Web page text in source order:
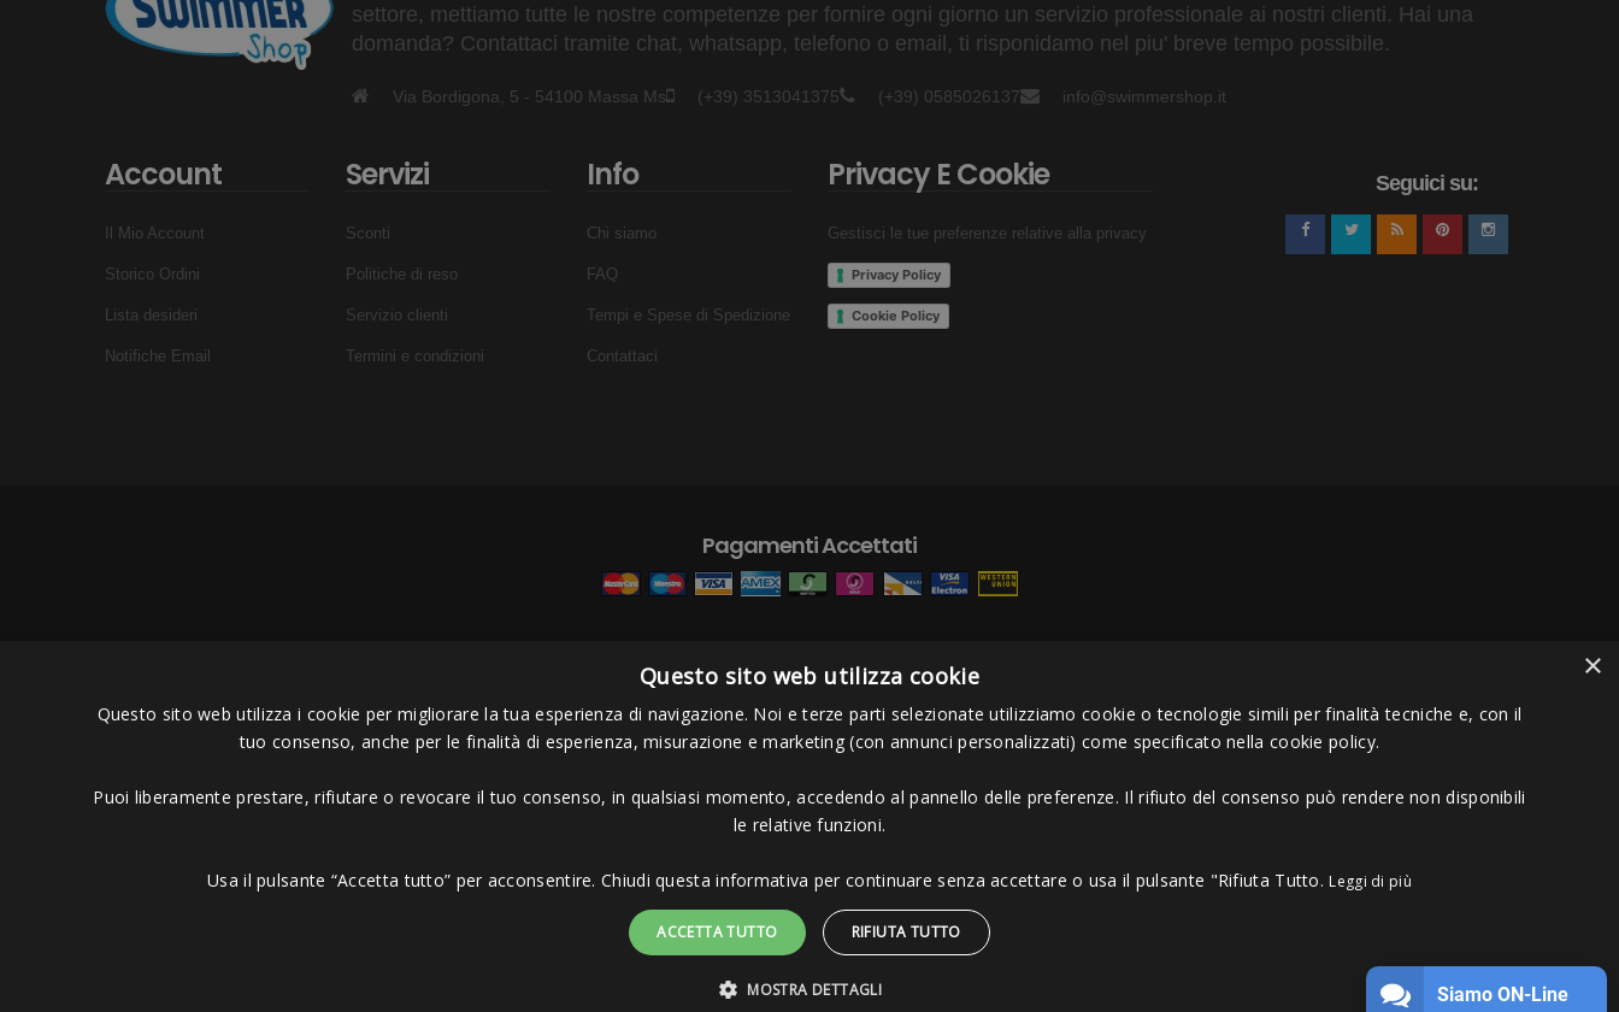
settore, mettiamo tutte le nostre competenze per fornire ogni giorno un servizio professionale ai nostri clienti. Hai una
domanda? Contattaci tramite chat, whatsapp, telefono o email, ti risponidamo nel piu' breve tempo possibile.
Via Bordigona, 5 - 54100 Massa Ms (+39) 3513041375 (+39) 0585026137 info@swimmershop.it
Account
Il Mio Account
Storico Ordini
Lista desideri
Notifiche Email
Servizi
Sconti
Politiche di reso
Servizio clienti
Termini e condizioni
Info
Chi siamo
FAQ
Tempi e Spese di Spedizione
Contattaci
Privacy E Cookie
Gestisci le tue preferenze relative alla privacy
Privacy Policy
Cookie Policy
Seguici su:
Pagamenti Accettati
Copyright © 2006 - 2023 - - Via Bordigona, 5 - 54100 Massa MS - Tel 0585026137 - P.IVA 01151030457 - REA MS 117168
Sito protetto da reCAPTCHA.
×
Questo sito web utilizza cookie
Questo sito web utilizza i cookie per migliorare la tua esperienza di navigazione. Noi e terze parti selezionate utilizziamo cookie o tecnologie simili per finalità tecniche e, con il
tuo consenso, anche per le finalità di esperienza, misurazione e marketing (con annunci personalizzati) come specificato nella cookie policy.
Puoi liberamente prestare, rifiutare o revocare il tuo consenso, in qualsiasi momento, accedendo al pannello delle preferenze. Il rifiuto del consenso può rendere non disponibili
le relative funzioni.
Usa il pulsante “Accetta tutto” per acconsentire. Chiudi questa informativa per continuare senza accettare o usa il pulsante "Rifiuta Tutto. Leggi di più
ACCETTA TUTTO RIFIUTA TUTTO
MOSTRA DETTAGLI Siamo ON-Line